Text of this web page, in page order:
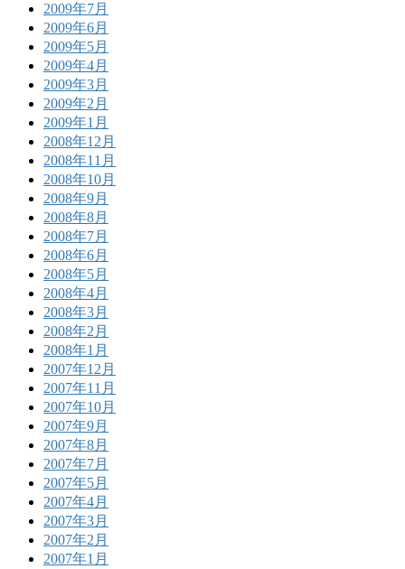
2009年7月
2009年6月
2009年5月
2009年4月
2009年3月
2009年2月
2009年1月
2008年12月
2008年11月
2008年10月
2008年9月
2008年8月
2008年7月
2008年6月
2008年5月
2008年4月
2008年3月
2008年2月
2008年1月
2007年12月
2007年11月
2007年10月
2007年9月
2007年8月
2007年7月
2007年5月
2007年4月
2007年3月
2007年2月
2007年1月